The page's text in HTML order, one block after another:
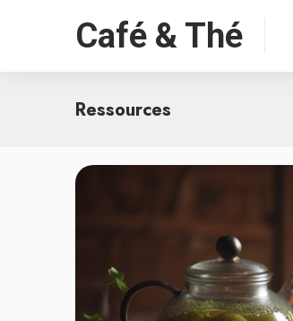
Café & Thé
Ressources